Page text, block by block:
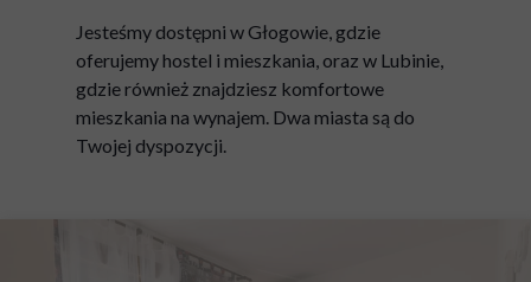
Jesteśmy dostępni w Głogowie, gdzie
oferujemy hostel i mieszkania, oraz w Lubinie,
gdzie również znajdziesz komfortowe
mieszkania na wynajem. Dwa miasta są do
Twojej dyspozycji.